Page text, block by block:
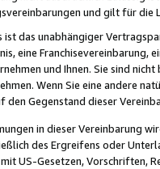
und gilt für die
ist das unabhängiger
eine Franchisevereinbarung,
und Ihnen. Sie sind
Wenn Sie eine andere
den Gegenstand dieser
in dieser Vereinbarung
des Ergreifens oder
US-Gesetzen, Vorschriften,